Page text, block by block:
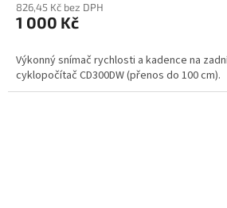
826,45 Kč bez DPH
1 000 Kč
Výkonný snímač rychlosti a kadence na
cyklopočítač CD300DW (přenos do 100 cm).